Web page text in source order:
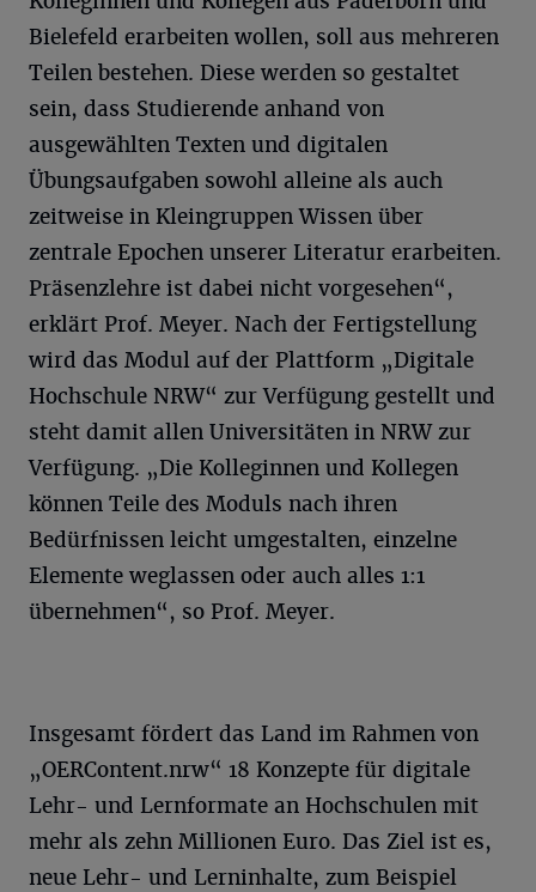
Bielefeld erarbeiten wollen, soll aus mehreren
Teilen bestehen. Diese werden so gestaltet
sein, dass Studierende anhand von
ausgewählten Texten und digitalen
Übungsaufgaben sowohl alleine als auch
zeitweise in Kleingruppen Wissen über
zentrale Epochen unserer Literatur erarbeiten.
Präsenzlehre ist dabei nicht vorgesehen“,
erklärt Prof. Meyer. Nach der Fertigstellung
wird das Modul auf der Plattform „Digitale
Hochschule NRW“ zur Verfügung gestellt und
steht damit allen Universitäten in NRW zur
Verfügung. „Die Kolleginnen und Kollegen
können Teile des Moduls nach ihren
Bedürfnissen leicht umgestalten, einzelne
Elemente weglassen oder auch alles 1:1
übernehmen“, so Prof. Meyer.
Insgesamt fördert das Land im Rahmen von
„OERContent.nrw“ 18 Konzepte für digitale
Lehr- und Lernformate an Hochschulen mit
mehr als zehn Millionen Euro. Das Ziel ist es,
neue Lehr- und Lerninhalte, zum Beispiel